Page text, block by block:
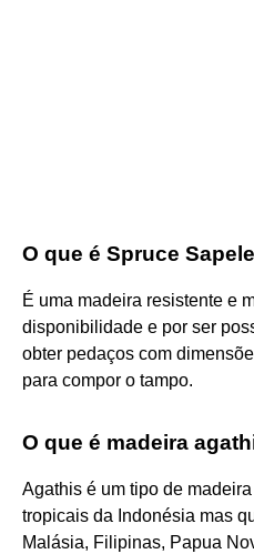
O que é Spruce
É uma madeira resistente e
disponibilidade e por ser
obter pedaços com
para compor o tampo.
O que é madeira
Agathis é um tipo de
tropicais da Indonésia mas
Malásia, Filipinas, Papua